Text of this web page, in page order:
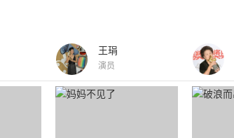
王琄
演员